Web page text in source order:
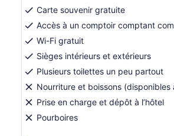
Carte souvenir gratuite
Accès à un comptoir comptant
Wi-Fi gratuit
Sièges intérieurs et extérieurs
Plusieurs toilettes un peu partout
Nourriture et boissons (disponibles
Prise en charge et dépôt à l’hôtel
Pourboires